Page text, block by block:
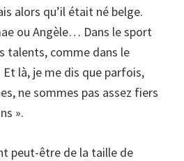
alors qu’il était né belge.
ou Angèle… Dans le sport
talents, comme dans le
là, je me dis que parfois,
ne sommes pas assez fiers
».
peut-être de la taille de